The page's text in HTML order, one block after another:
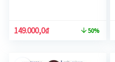
149.000,0₫ 50%